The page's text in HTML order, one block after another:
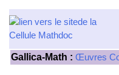
Gallica-Math : Œuvres